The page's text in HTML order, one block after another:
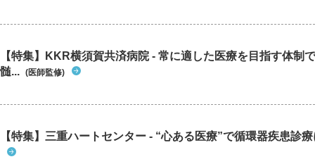
【特集】KKR横須賀共済病院 - 常に適した医療を目指す体制
髄... (医師監修)
【特集】三重ハートセンター - “心ある医療”で循環器疾患診